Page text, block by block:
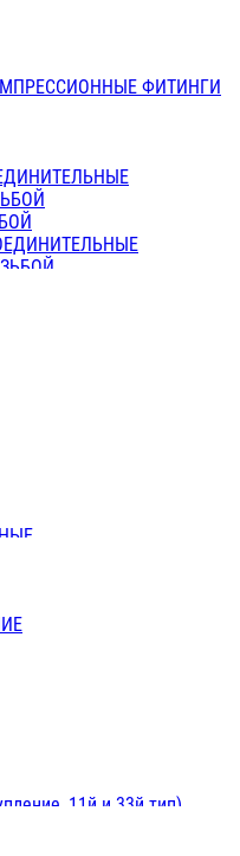
ФИТИНГИ
11й и 33й тип)